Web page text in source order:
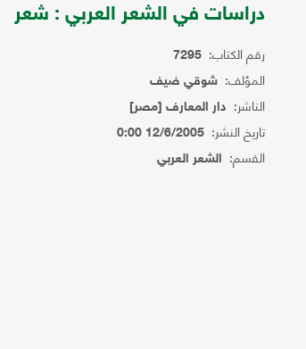
دراسات في الشعر العربي : شعر
رقم الكتاب: 7295
المؤلف: شوقي ضيف
الناشر: دار المعارف [مصر]
تاريخ النشر: 12/6/2005 0:00
القسم: الشعر العربي